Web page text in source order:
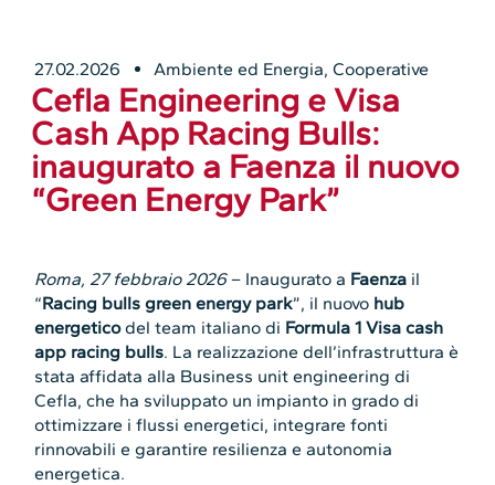
27.02.2026 Ambiente ed Energia,Cooperative
Cefla Engineering e Visa
Cash App Racing Bulls:
inaugurato a Faenza il nuovo
“Green Energy Park”
Roma, 27 febbraio 2026– Inaugurato a Faenza il
“Racing bulls green energy park”, il nuovo hub
energeticodel team italiano di Formula 1 Visa cash
app racing bulls. La realizzazione dell’infrastruttura è
stata affidata alla Business unit engineering di
Cefla, che ha sviluppato un impianto in grado di
ottimizzare i flussi energetici, integrare fonti
rinnovabili e garantire resilienza e autonomia
energetica.